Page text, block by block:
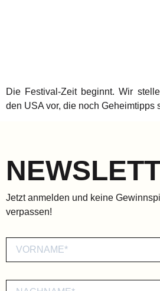
Die Festival-Zeit beginnt. Wir
den USA vor, die noch Geheimtipps
Jetzt anmelden und keine
verpassen!